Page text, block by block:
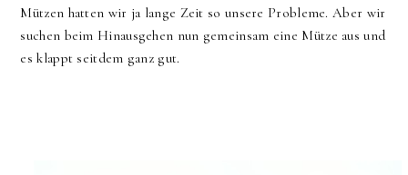
Mützen hatten wir ja lange Zeit so unsere Probleme. Aber wir
suchen beim Hinausgehen nun gemeinsam eine Mütze aus und
es klappt seitdem ganz gut.